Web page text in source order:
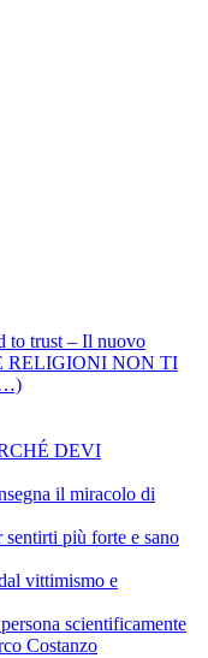
to trust – Il nuovo
RELIGIONI NON TI
…)
DEVI
il miracolo di
più forte e sano
vittimismo e
scientificamente
Costanzo